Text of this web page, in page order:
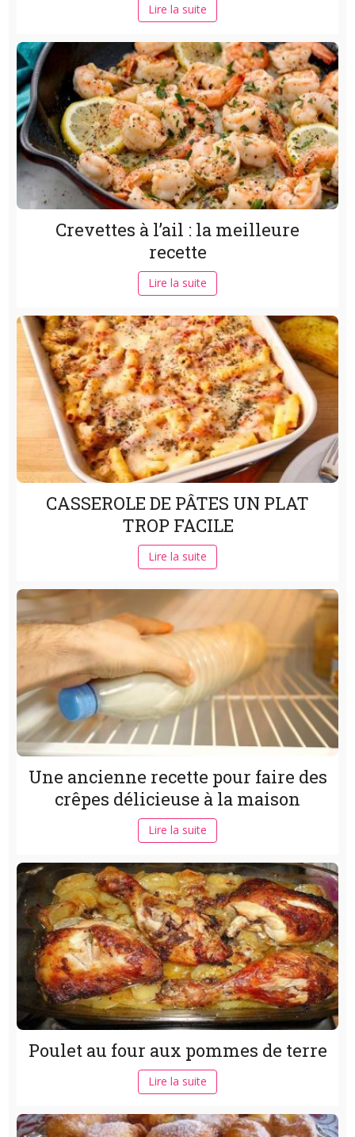
Lire la suite
Crevettes à l’ail : la meilleure
recette
Lire la suite
CASSEROLE DE PÂTES UN PLAT
TROP FACILE
Lire la suite
Une ancienne recette pour faire des
crêpes délicieuse à la maison
Lire la suite
Poulet au four aux pommes de terre
Lire la suite